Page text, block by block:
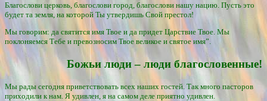
Благослови церковь, благослови город, благослови нашу нацию. Пусть это
будет та земля, на которой Ты утвердишь Свой престол!
Мы говорим: да святится имя Твое и да придет Царствие Твое. Мы
поклоняемся Тебе и превозносим Твое великое и святое имя”.
Божьи люди – люди благословенные!
Мы рады сегодня приветствовать всех наших гостей. Так много пасторов
приходили к нам. Я удивлен, я на самом деле приятно удивлен.